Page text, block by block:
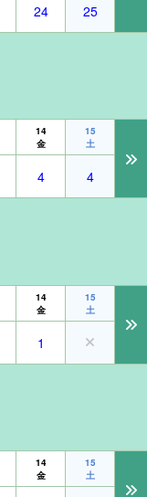
24
25
14
金
15
土
4
4
14
金
15
土
1
14
金
15
土